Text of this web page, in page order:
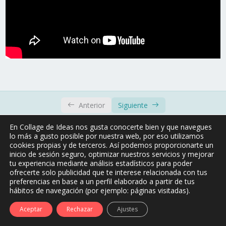
Anterior Siguiente
En Collage de Ideas nos gusta conocerte bien y que navegues
lo más a gusto posible por nuestra web, por eso utilizamos
cookies propias y de terceros. Así podemos proporcionarte un
inicio de sesión seguro, optimizar nuestros servicios y mejorar
tu experiencia mediante análisis estadísticos para poder
ofrecerte solo publicidad que te interese relacionada con tus
preferencias en base a un perfil elaborado a partir de tus
hábitos de navegación (por ejemplo: páginas visitadas).
Aceptar Rechazar Ajustes